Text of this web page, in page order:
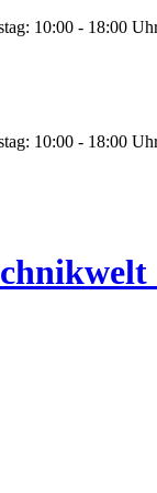
10:00 - 18:00
10:00 - 18:00